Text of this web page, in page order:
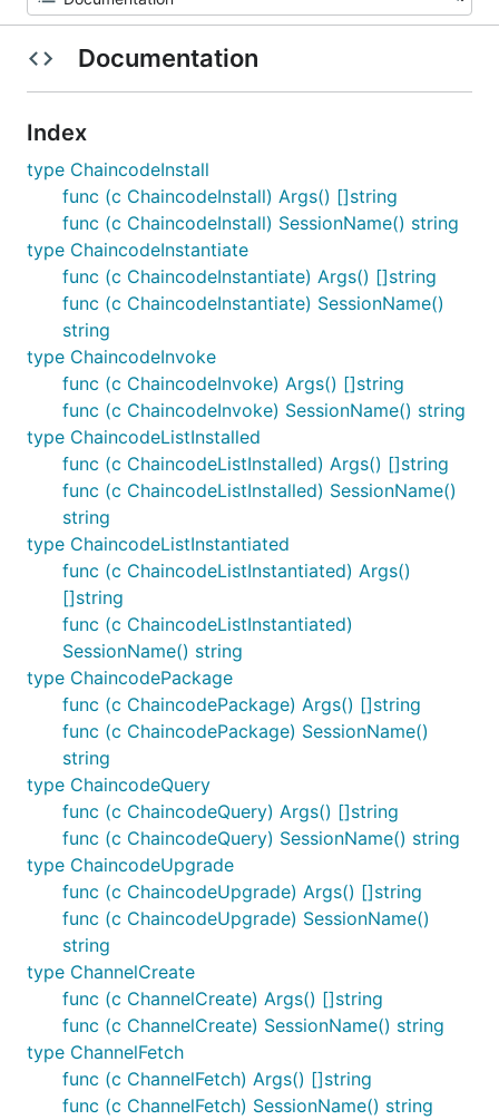
Documentation
Index
type ChaincodeInstall
func (c ChaincodeInstall) Args() []string
func (c ChaincodeInstall) SessionName() string
type ChaincodeInstantiate
func (c ChaincodeInstantiate) Args() []string
func (c ChaincodeInstantiate) SessionName()
string
type ChaincodeInvoke
func (c ChaincodeInvoke) Args() []string
func (c ChaincodeInvoke) SessionName() string
type ChaincodeListInstalled
func (c ChaincodeListInstalled) Args() []string
func (c ChaincodeListInstalled) SessionName()
string
type ChaincodeListInstantiated
func (c ChaincodeListInstantiated) Args()
[]string
func (c ChaincodeListInstantiated)
SessionName() string
type ChaincodePackage
func (c ChaincodePackage) Args() []string
func (c ChaincodePackage) SessionName()
string
type ChaincodeQuery
func (c ChaincodeQuery) Args() []string
func (c ChaincodeQuery) SessionName() string
type ChaincodeUpgrade
func (c ChaincodeUpgrade) Args() []string
func (c ChaincodeUpgrade) SessionName()
string
type ChannelCreate
func (c ChannelCreate) Args() []string
func (c ChannelCreate) SessionName() string
type ChannelFetch
func (c ChannelFetch) Args() []string
func (c ChannelFetch) SessionName() string